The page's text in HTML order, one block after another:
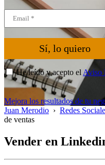
Sí, lo quiero
He leído y acepto el Aviso
Mejora los resultados de tu
Juan Merodio › Redes
de ventas
Vender en